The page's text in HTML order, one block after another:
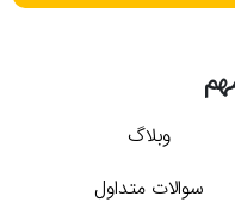
وبلاگ
سوالات متداول